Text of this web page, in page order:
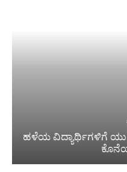
ಹಳೆಯ ವಿದ್ಯಾರ್ಥಿಗಳಿಗೆ